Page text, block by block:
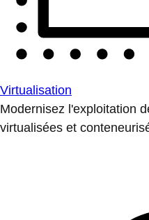
Virtualisation
Modernisez l'exploitation
virtualisées et